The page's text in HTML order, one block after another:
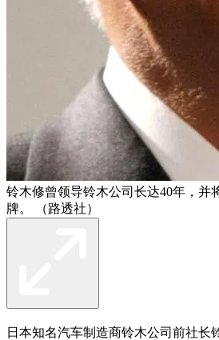
铃木修曾领导铃木公司长达40年，并
牌。 （路透社）
日本知名汽车制造商铃木公司前社长